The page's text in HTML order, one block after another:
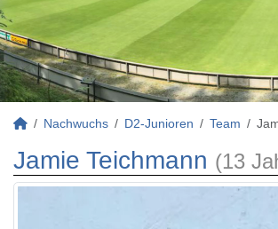
Nachwuchs D2-Junioren Team
Jamie Teichmann (13